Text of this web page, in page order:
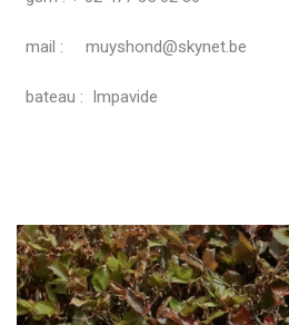
mail : muyshond@skynet.be
bateau : Impavide